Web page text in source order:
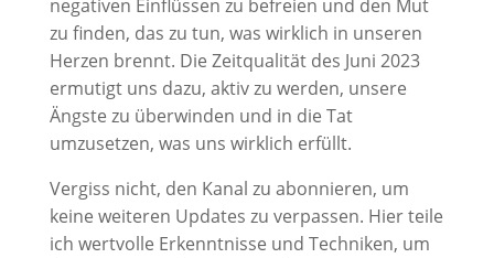
negativen Einflüssen zu befreien und den Mut
zu finden, das zu tun, was wirklich in unseren
Herzen brennt. Die Zeitqualität des Juni 2023
ermutigt uns dazu, aktiv zu werden, unsere
Ängste zu überwinden und in die Tat
umzusetzen, was uns wirklich erfüllt.
Vergiss nicht, den Kanal zu abonnieren, um
keine weiteren Updates zu verpassen. Hier teile
ich wertvolle Erkenntnisse und Techniken, um